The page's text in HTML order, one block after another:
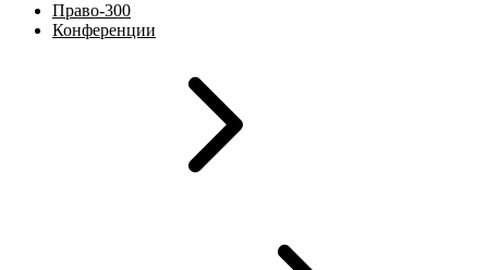
Право-300
Конференции